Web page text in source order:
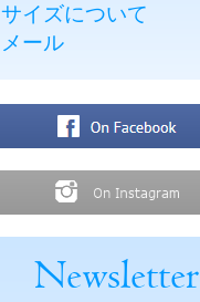
サイズについて
メール
Newsletter